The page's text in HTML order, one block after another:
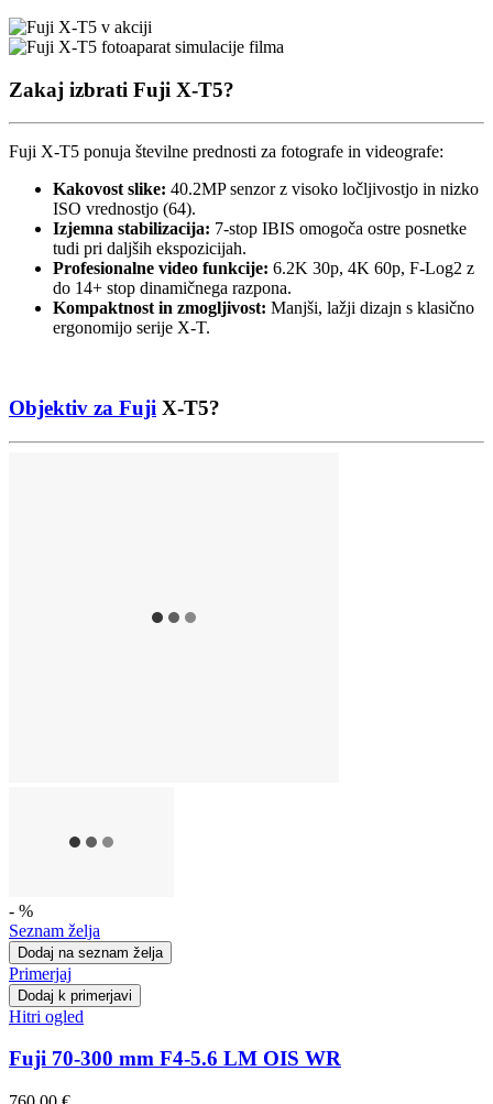
Zakaj izbrati Fuji X-T5?
Fuji X-T5 ponuja številne prednosti za fotografe in videografe:
Kakovost slike: 40.2MP senzor z visoko ločljivostjo in nizko
ISO vrednostjo (64).
Izjemna stabilizacija: 7-stop IBIS omogoča ostre posnetke
tudi pri daljših ekspozicijah.
Profesionalne video funkcije: 6.2K 30p, 4K 60p, F-Log2 z
do 14+ stop dinamičnega razpona.
Kompaktnost in zmogljivost: Manjši, lažji dizajn s klasično
ergonomijo serije X-T.
Objektiv za Fuji X-T5?
- %
Seznam želja
Dodaj na seznam želja
Primerjaj
Dodaj k primerjavi
Hitri ogled
Fuji 70-300 mm F4-5.6 LM OIS WR